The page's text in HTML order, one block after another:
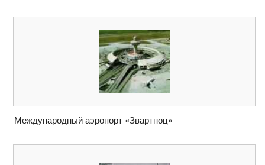
Международный аэропорт «Звартноц»